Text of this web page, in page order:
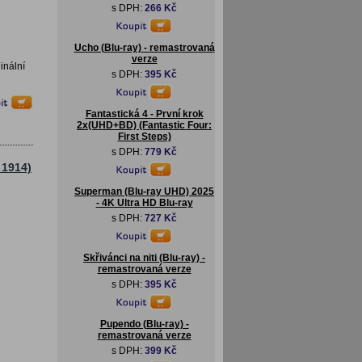
s DPH: 266 Kč
Ucho (Blu-ray) - remastrovaná
verze
s DPH: 395 Kč
Fantastická 4 - První krok
2x(UHD+BD) (Fantastic Four:
First Steps)
s DPH: 779 Kč
Superman (Blu-ray UHD) 2025
- 4K Ultra HD Blu-ray
s DPH: 727 Kč
Skřivánci na niti (Blu-ray) -
remastrovaná verze
s DPH: 395 Kč
Pupendo (Blu-ray) -
remastrovaná verze
s DPH: 399 Kč